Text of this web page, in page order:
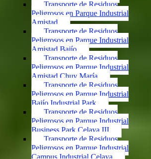
Transporte de Residuos
Peligrosos en Parque Industrial
Amistad
Transporte de Residuos
Peligrosos en Parque Industrial
Amistad Bajío
Transporte de Residuos
Peligrosos en Parque Industrial
Amistad Chuy María
Transporte de Residuos
Peligrosos en Parque Industrial
Bajío Industrial Park
Transporte de Residuos
Peligrosos en Parque Industrial
Business Park Celaya III
Transporte de Residuos
Peligrosos en Parque Industrial
Campus Industrial Celaya